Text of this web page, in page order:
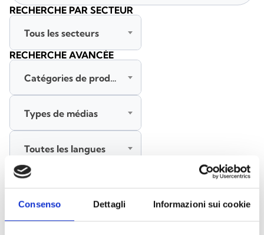
Consenso Dettagli Informazioni sui cookie
Documents(6992)
RECHERCHE PAR SECTEUR
Tous les secteurs
RECHERCHE AVANCÉE
Catégories de produits
Types de médias
Toutes les langues
RECHERCHER
EFFACER LES FILTRES